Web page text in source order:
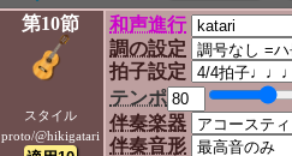
第10節
スタイル
proto/@hikigatari
和声進行
調の設定
拍子設定
テンポ
伴奏楽器
伴奏音形